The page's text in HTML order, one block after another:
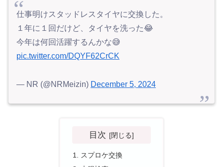
仕事明けスタッドレスタイヤに交換した。
１年に１回だけど、タイヤを洗った😂
今年は何回活躍するんかな😅
pic.twitter.com/DQYF62CrCK
— NR (@NRMeizin) December 5, 2024
目次
スプロケ交換